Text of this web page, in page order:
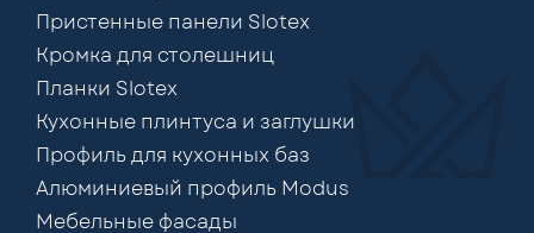
Пристенные панели Slotex
Кромка для столешниц
Планки Slotex
Кухонные плинтуса и заглушки
Профиль для кухонных баз
Алюминиевый профиль Modus
Мебельные фасады